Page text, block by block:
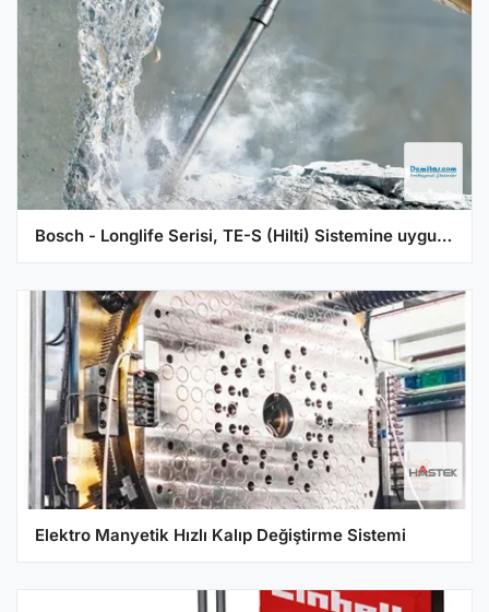
Bosch - Longlife Serisi, TE-S (Hilti) Sistemine uygun Sivri Keski 400 mm
Elektro Manyetik Hızlı Kalıp Değiştirme Sistemi